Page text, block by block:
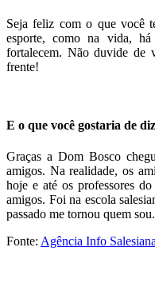
Seja feliz com o que você
esporte, como na vida,
fortalecem. Não duvide de
frente!
E o que você gostaria de
Graças a Dom Bosco
amigos. Na realidade, os
hoje e até os professores
amigos. Foi na escola
passado me tornou quem sou.
Fonte: Agência Info